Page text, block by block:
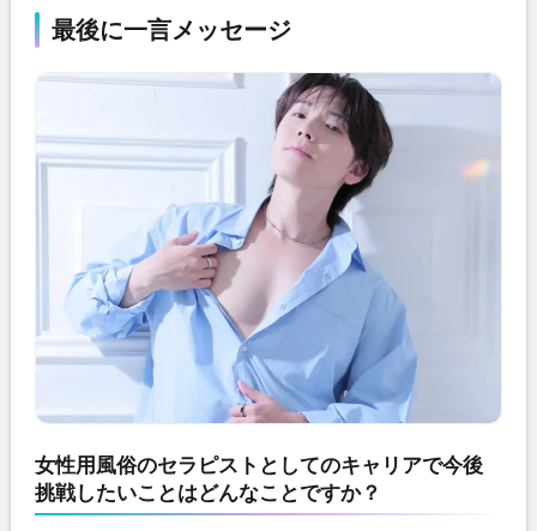
最後に一言メッセージ
女性用風俗のセラピストとしてのキャリアで今後
挑戦したいことはどんなことですか？